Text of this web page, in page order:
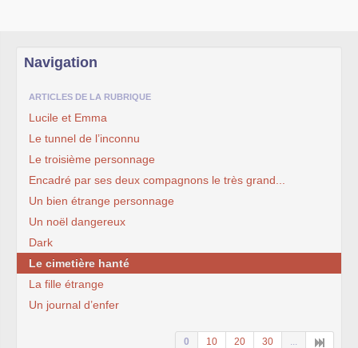
Navigation
ARTICLES DE LA RUBRIQUE
Lucile et Emma
Le tunnel de l’inconnu
Le troisième personnage
Encadré par ses deux compagnons le très grand...
Un bien étrange personnage
Un noël dangereux
Dark
Le cimetière hanté
La fille étrange
Un journal d’enfer
0 10 20 30 ...